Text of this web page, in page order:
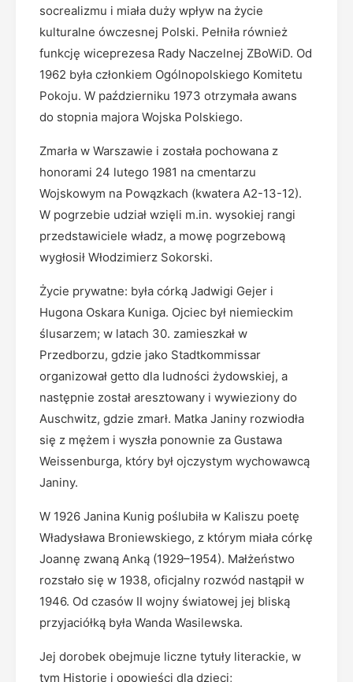
socrealizmu i miała duży wpływ na życie
kulturalne ówczesnej Polski. Pełniła również
funkcję wiceprezesa Rady Naczelnej ZBoWiD. Od
1962 była członkiem Ogólnopolskiego Komitetu
Pokoju. W październiku 1973 otrzymała awans
do stopnia majora Wojska Polskiego.
Zmarła w Warszawie i została pochowana z
honorami 24 lutego 1981 na cmentarzu
Wojskowym na Powązkach (kwatera A2-13-12).
W pogrzebie udział wzięli m.in. wysokiej rangi
przedstawiciele władz, a mowę pogrzebową
wygłosił Włodzimierz Sokorski.
Życie prywatne: była córką Jadwigi Gejer i
Hugona Oskara Kuniga. Ojciec był niemieckim
ślusarzem; w latach 30. zamieszkał w
Przedborzu, gdzie jako Stadtkommissar
organizował getto dla ludności żydowskiej, a
następnie został aresztowany i wywieziony do
Auschwitz, gdzie zmarł. Matka Janiny rozwiodła
się z mężem i wyszła ponownie za Gustawa
Weissenburga, który był ojczystym wychowawcą
Janiny.
W 1926 Janina Kunig poślubiła w Kaliszu poetę
Władysława Broniewskiego, z którym miała córkę
Joannę zwaną Anką (1929–1954). Małżeństwo
rozstało się w 1938, oficjalny rozwód nastąpił w
1946. Od czasów II wojny światowej jej bliską
przyjaciółką była Wanda Wasilewska.
Jej dorobek obejmuje liczne tytuły literackie, w
tym Historie i opowieści dla dzieci;